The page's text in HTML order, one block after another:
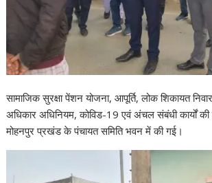
सामाजिक सुरक्षा पेंशन योजना, आपूर्ति, लोक शिकायत
अधिकार अधिनियम, कोविड-19 एवं अंचल संबंधी कार्यों की
मोहनपुर प्रखंड के पंचायत समिति भवन में की गई।